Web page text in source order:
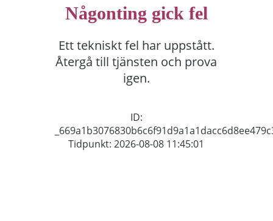
Någonting gick fel
Ett tekniskt fel har uppstått.
Återgå till tjänsten och prova
igen.
ID:
Tidpunkt: 2026-08-08 11:45:01